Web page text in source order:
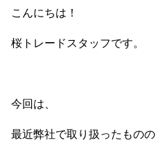
こんにちは！
桜トレードスタッフです。
今回は、
最近弊社で取り扱ったものの